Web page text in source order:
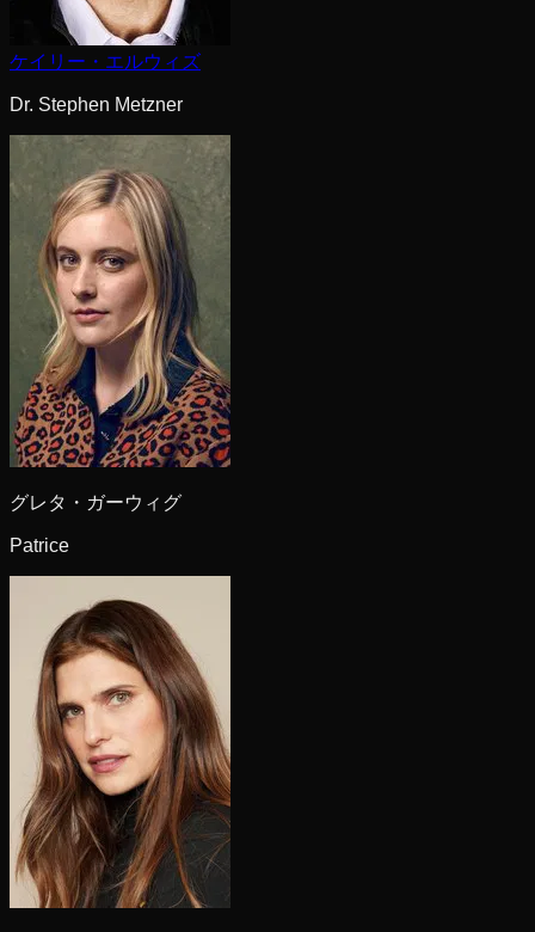
ケイリー・エルウィズ
Dr. Stephen Metzner
グレタ・ガーウィグ
Patrice